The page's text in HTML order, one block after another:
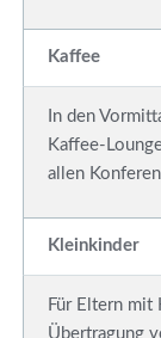
Kaffee
In den
Kaffee-
allen
Kleinkinder
Für Eltern mit
Übertragung